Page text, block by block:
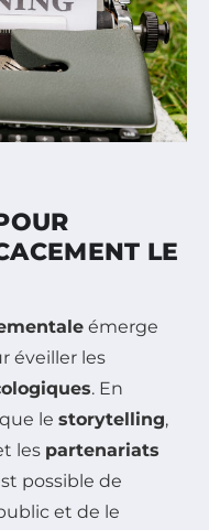
LE
émerge
éveiller les
. En
le storytelling,
les partenariats
possible de
et de le